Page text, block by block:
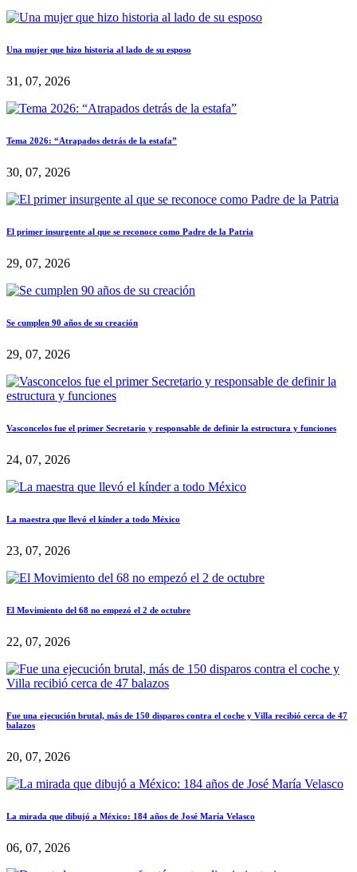
Una mujer que hizo historia al lado de su esposo
31, 07, 2026
Tema 2026: “Atrapados detrás de la estafa”
30, 07, 2026
El primer insurgente al que se reconoce como Padre de la Patria
29, 07, 2026
Se cumplen 90 años de su creación
29, 07, 2026
Vasconcelos fue el primer Secretario y responsable de definir la estructura y funciones
24, 07, 2026
La maestra que llevó el kínder a todo México
23, 07, 2026
El Movimiento del 68 no empezó el 2 de octubre
22, 07, 2026
Fue una ejecución brutal, más de 150 disparos contra el coche y Villa recibió cerca de 47
balazos
20, 07, 2026
La mirada que dibujó a México: 184 años de José María Velasco
06, 07, 2026